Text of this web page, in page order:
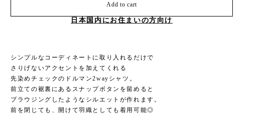
Add to cart
日本国内にお住まいの方向け
シンプルなコーディネートに取り入れるだけで
さりげないアクセントを加えてくれる
先染めチェックのドルマン2wayシャツ。
前立ての裾裏にあるスナップボタンを留めると
ブラウジングしたようなシルエットが作れます。
前を閉じても、開けて羽織としても着用可能◎